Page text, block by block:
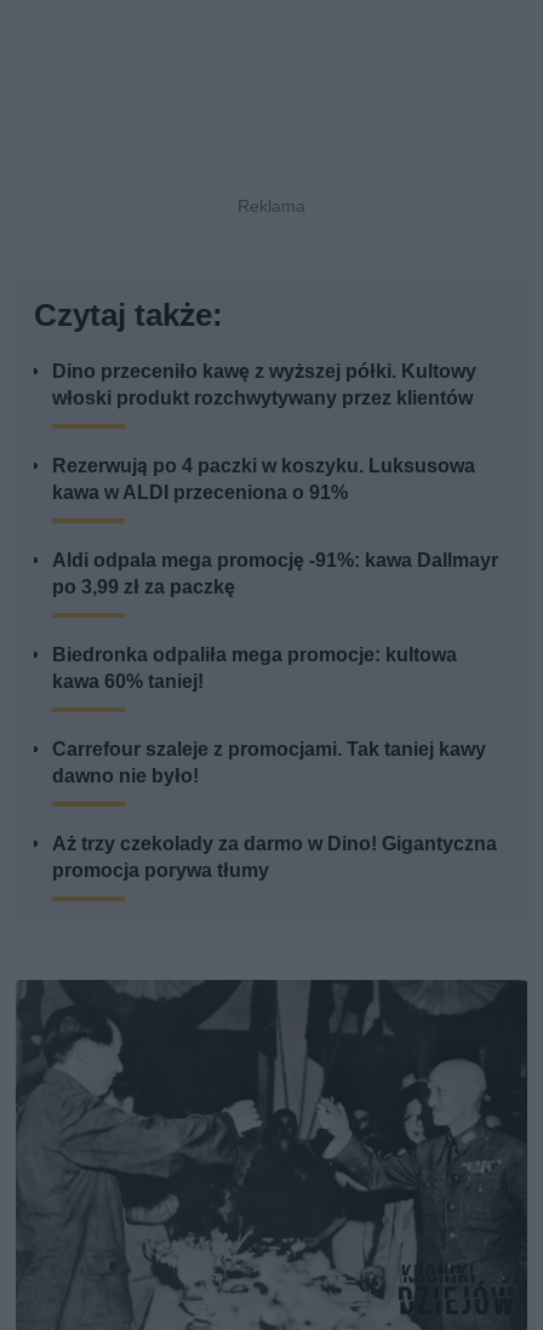
Czytaj także:
Dino przeceniło kawę z wyższej półki. Kultowy
włoski produkt rozchwytywany przez klientów
Rezerwują po 4 paczki w koszyku. Luksusowa
kawa w ALDI przeceniona o 91%
Aldi odpala mega promocję -91%: kawa Dallmayr
po 3,99 zł za paczkę
Biedronka odpaliła mega promocje: kultowa
kawa 60% taniej!
Carrefour szaleje z promocjami. Tak taniej kawy
dawno nie było!
Aż trzy czekolady za darmo w Dino! Gigantyczna
promocja porywa tłumy